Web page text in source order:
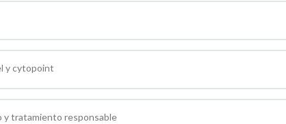
y cytopoint
y tratamiento responsable